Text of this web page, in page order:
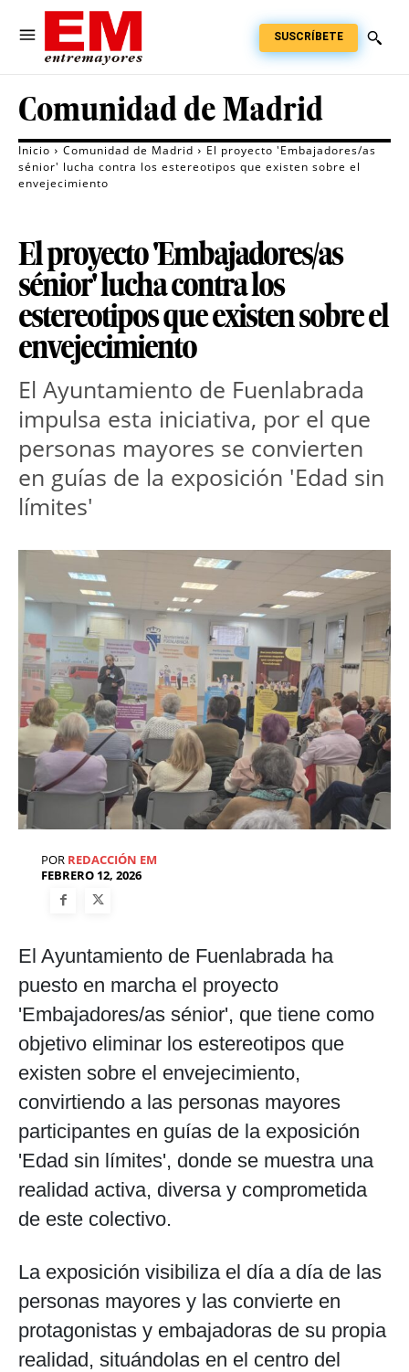
SUSCRÍBETE
Comunidad de Madrid
Inicio Comunidad de Madrid
El proyecto 'Embajadores/as
sénior' lucha contra los estereotipos que existen sobre el
envejecimiento
El proyecto 'Embajadores/as
sénior' lucha contra los
estereotipos que existen sobre el
envejecimiento
El Ayuntamiento de Fuenlabrada
impulsa esta iniciativa, por el que
personas mayores se convierten
en guías de la exposición 'Edad sin
límites'
POR REDACCIÓN EM
FEBRERO 12, 2026
El Ayuntamiento de Fuenlabrada ha
puesto en marcha el proyecto
'Embajadores/as sénior', que tiene como
objetivo eliminar los estereotipos que
existen sobre el envejecimiento,
convirtiendo a las personas mayores
participantes en guías de la exposición
'Edad sin límites', donde se muestra una
realidad activa, diversa y comprometida
de este colectivo.
La exposición visibiliza el día a día de las
personas mayores y las convierte en
protagonistas y embajadoras de su propia
realidad, situándolas en el centro del